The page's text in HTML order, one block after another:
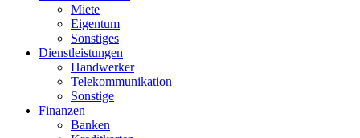
Miete
Eigentum
Sonstiges
Dienstleistungen
Handwerker
Telekommunikation
Sonstige
Finanzen
Banken